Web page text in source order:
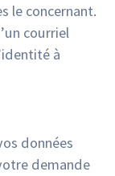
le concernant.
courriel
à
données
demande